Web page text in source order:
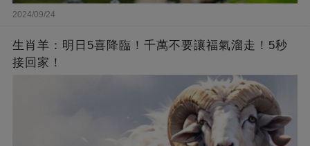
2024/09/24
生肖羊：明日5喜降臨！千萬不要讓福氣溜走！5秒
接回家！